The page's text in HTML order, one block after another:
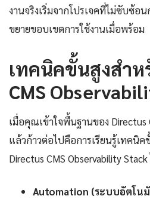
งานจริงเริ่มจากโปรเจคที่ไม่ซับซ้
ขยายขอบเขตการใช้งานเมื่อพร้อม
เทคนิคขั้นสูงสำห
CMS
เมื่อคุณเข้าใจพื้นฐานของ Directus
แล้วก้าวต่อไปคือการเรียนรู้เทคนิ
Directus CMS Observability
Automation (ระบบอัตโน